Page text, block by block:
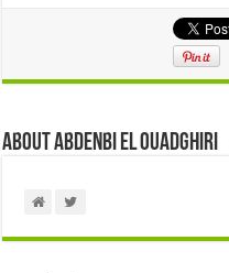
About Abdenbi EL OUADGHIRI